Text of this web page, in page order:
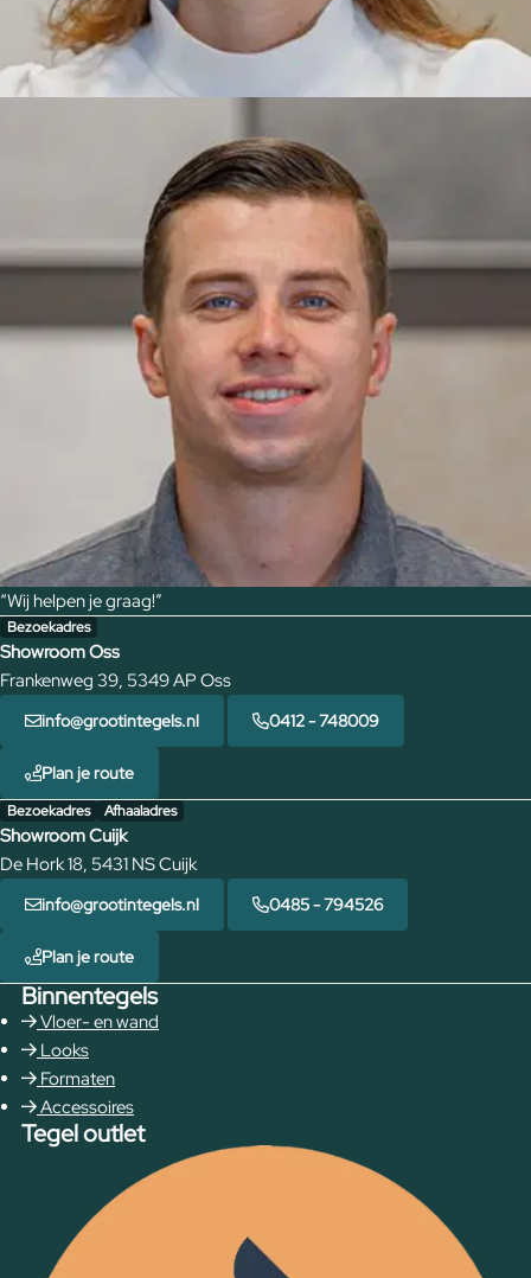
“Wij helpen je graag!”
Bezoekadres
Showroom Oss
Frankenweg 39, 5349 AP Oss
info@grootintegels.nl 0412 - 748009
Plan je route
Bezoekadres Afhaaladres
Showroom Cuijk
De Hork 18, 5431 NS Cuijk
info@grootintegels.nl 0485 - 794526
Plan je route
Binnentegels
Vloer- en wand
Looks
Formaten
Accessoires
Tegel outlet